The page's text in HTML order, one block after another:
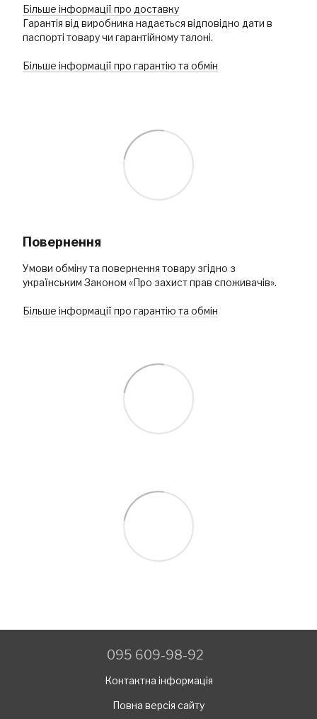
Більше інформації про доставку
Гарантія від виробника надається відповідно дати в
паспорті товару чи гарантійному талоні.
Більше інформації про гарантію та обмін
Повернення
Умови обміну та повернення товару згідно з
українським Законом «Про захист прав споживачів».
Більше інформації про гарантію та обмін
095 609-98-92
Контактна інформація
Повна версія сайту